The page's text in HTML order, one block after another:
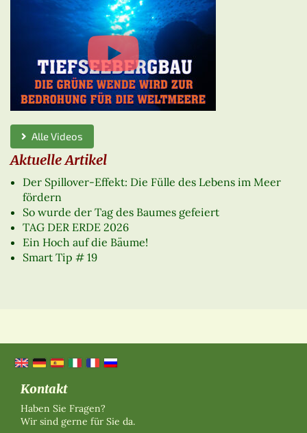
Alle Videos
Aktuelle Artikel
Der Spillover-Effekt: Die Fülle des Lebens im Meer
fördern
So wurde der Tag des Baumes gefeiert
TAG DER ERDE 2026
Ein Hoch auf die Bäume!
Smart Tip # 19
Kontakt
Haben Sie Fragen?
Wir sind gerne für Sie da.